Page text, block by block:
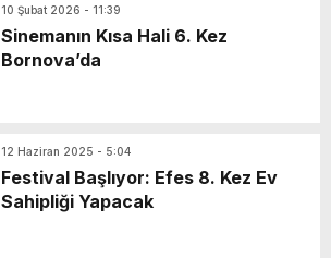
10 Şubat 2026 - 11:39
Sinemanın Kısa Hali 6. Kez
Bornova’da
12 Haziran 2025 - 5:04
Festival Başlıyor: Efes 8. Kez Ev
Sahipliği Yapacak